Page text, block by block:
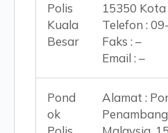
Polis
Kuala
Besar
15350
Telefon :
Faks : –
Email : –
Pond
ok
Alamat :